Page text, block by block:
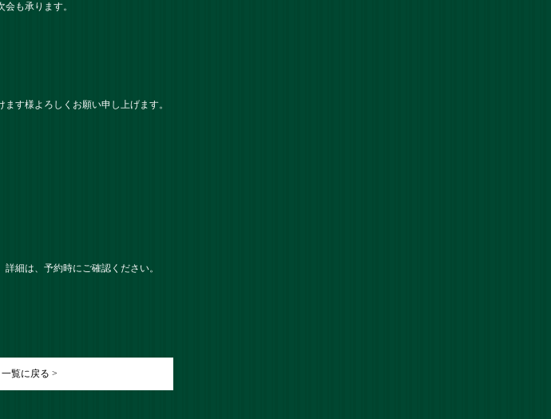
も承ります。
す様よろしくお願い申し上げます。
細は、予約時にご確認ください。
一覧に戻る >